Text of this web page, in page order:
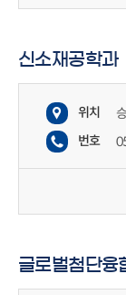
신소재공학과
위치
번호
글로벌첨단융